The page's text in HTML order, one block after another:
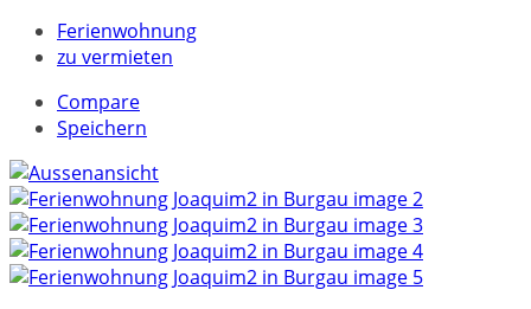
Ferienwohnung
zu vermieten
Compare
Speichern